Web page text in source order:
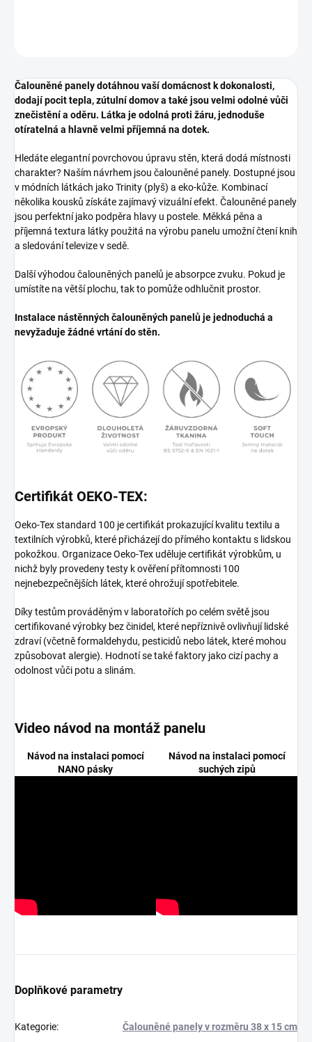
Čalouněné panely dotáhnou vaší domácnost k dokonalosti,
dodají pocit tepla, zútulní domov a také jsou velmi odolné vůči
znečistění a oděru. Látka je odolná proti žáru, jednoduše
otíratelná a hlavně velmi příjemná na dotek.
Hledáte elegantní povrchovou úpravu stěn, která dodá místnosti
charakter? Naším návrhem jsou čalouněné panely. Dostupné jsou
v módních látkách jako Trinity (plyš) a eko-kůže. Kombinací
několika kousků získáte zajímavý vizuální efekt. Čalouněné panely
jsou perfektní jako podpěra hlavy u postele. Měkká pěna a
příjemná textura látky použitá na výrobu panelu umožní čtení knih
a sledování televize v sedě.
Další výhodou čalouněných panelů je absorpce zvuku. Pokud je
umístíte na větší plochu, tak to pomůže odhlučnit prostor.
Instalace nástěnných čalouněných panelů je jednoduchá a
nevyžaduje žádné vrtání do stěn.
Certifikát OEKO-TEX:
Oeko-Tex standard 100 je certifikát prokazující kvalitu textilu a
textilních výrobků, které přicházejí do přímého kontaktu s lidskou
pokožkou. Organizace Oeko-Tex uděluje certifikát výrobkům, u
nichž byly provedeny testy k ověření přítomnosti 100
nejnebezpečnějších látek, které ohrožují spotřebitele.
Díky testům prováděným v laboratořích po celém světě jsou
certifikované výrobky bez činidel, které nepříznivě ovlivňují lidské
zdraví (včetně formaldehydu, pesticidů nebo látek, které mohou
způsobovat alergie). Hodnotí se také faktory jako cizí pachy a
odolnost vůči potu a slinám.
Video návod na montáž panelu
Návod na instalaci pomocí
NANO pásky
Návod na instalaci pomocí
suchých zipů
Doplňkové parametry
Kategorie: Čalouněné panely v rozměru 38 x 15 cm